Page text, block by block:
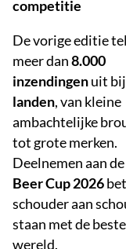
competitie
De vorige editie
meer dan8.000
inzendingenuit
landen, van kleine
ambachtelijke
tot grote merken.
Deelnemen aan de
Beer Cup 2026
schouder aan
staan met de
wereld.